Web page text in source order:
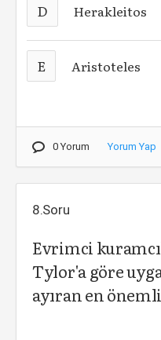
D Herakleitos
E Aristoteles
0 Yorum Yorum Yap
8.Soru
Evrimci
Tylor'a göre
ayıran en